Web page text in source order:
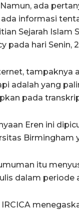
ada
informasi
Sejarah Islam
pada hari Senin,
tampaknya
adalah yang
pada
Eren ini
Birmingham
itu
dalam periode
IRCICA